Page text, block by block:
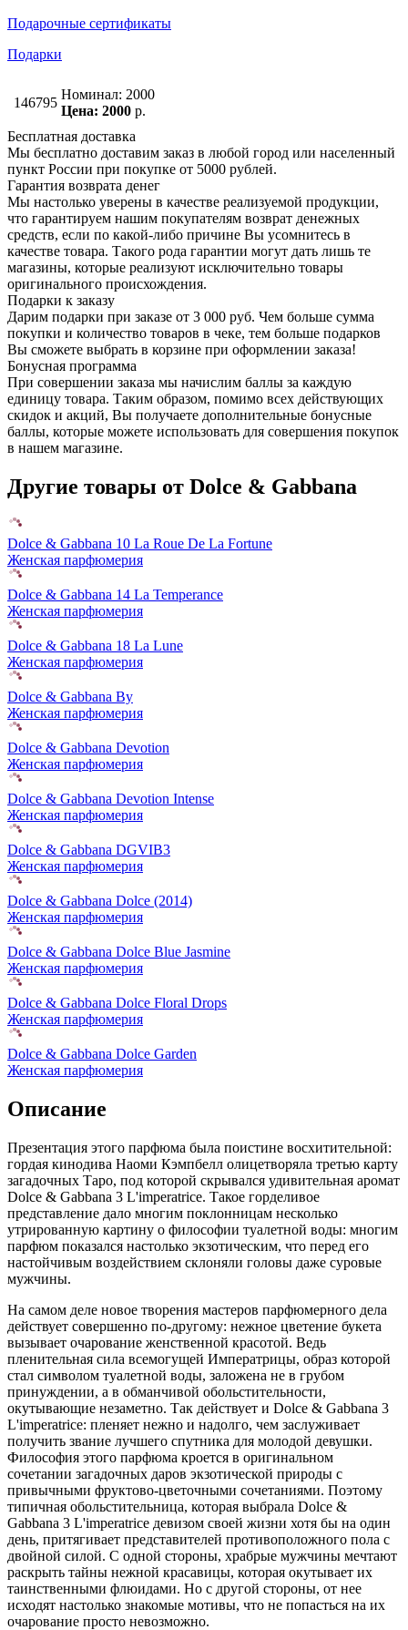
Подарочные сертификаты
Подарки
146795
Номинал: 2000
Цена: 2000 р.
Бесплатная доставка
Мы бесплатно доставим заказ в любой город или населенный
пункт России при покупке от 5000 рублей.
Гарантия возврата денег
Мы настолько уверены в качестве реализуемой продукции,
что гарантируем нашим покупателям возврат денежных
средств, если по какой-либо причине Вы усомнитесь в
качестве товара. Такого рода гарантии могут дать лишь те
магазины, которые реализуют исключительно товары
оригинального происхождения.
Подарки к заказу
Дарим подарки при заказе от 3 000 руб. Чем больше сумма
покупки и количество товаров в чеке, тем больше подарков
Вы сможете выбрать в корзине при оформлении заказа!
Бонусная программа
При совершении заказа мы начислим баллы за каждую
единицу товара. Таким образом, помимо всех действующих
скидок и акций, Вы получаете дополнительные бонусные
баллы, которые можете использовать для совершения покупок
в нашем магазине.
Другие товары от Dolce & Gabbana
Dolce & Gabbana 10 La Roue De La Fortune
Женская парфюмерия
Dolce & Gabbana 14 La Temperance
Женская парфюмерия
Dolce & Gabbana 18 La Lune
Женская парфюмерия
Dolce & Gabbana By
Женская парфюмерия
Dolce & Gabbana Devotion
Женская парфюмерия
Dolce & Gabbana Devotion Intense
Женская парфюмерия
Dolce & Gabbana DGVIB3
Женская парфюмерия
Dolce & Gabbana Dolce (2014)
Женская парфюмерия
Dolce & Gabbana Dolce Blue Jasmine
Женская парфюмерия
Dolce & Gabbana Dolce Floral Drops
Женская парфюмерия
Dolce & Gabbana Dolce Garden
Женская парфюмерия
Описание
Презентация этого парфюма была поистине восхитительной:
гордая кинодива Наоми Кэмпбелл олицетворяла третью карту
загадочных Таро, под которой скрывался удивительная аромат
Dolce & Gabbana 3 L'imperatrice. Такое горделивое
представление дало многим поклонницам несколько
утрированную картину о философии туалетной воды: многим
парфюм показался настолько экзотическим, что перед его
настойчивым воздействием склоняли головы даже суровые
мужчины.
На самом деле новое творения мастеров парфюмерного дела
действует совершенно по-другому: нежное цветение букета
вызывает очарование женственной красотой. Ведь
пленительная сила всемогущей Императрицы, образ которой
стал символом туалетной воды, заложена не в грубом
принуждении, а в обманчивой обольстительности,
окутывающие незаметно. Так действует и Dolce & Gabbana 3
L'imperatrice: пленяет нежно и надолго, чем заслуживает
получить звание лучшего спутника для молодой девушки.
Философия этого парфюма кроется в оригинальном
сочетании загадочных даров экзотической природы с
привычными фруктово-цветочными сочетаниями. Поэтому
типичная обольстительница, которая выбрала Dolce &
Gabbana 3 L'imperatrice девизом своей жизни хотя бы на один
день, притягивает представителей противоположного пола с
двойной силой. С одной стороны, храбрые мужчины мечтают
раскрыть тайны нежной красавицы, которая окутывает их
таинственными флюидами. Но с другой стороны, от нее
исходят настолько знакомые мотивы, что не попасться на их
очарование просто невозможно.